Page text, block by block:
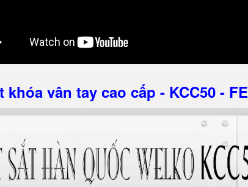
khóa vân tay cao cấp - KCC50 - FE